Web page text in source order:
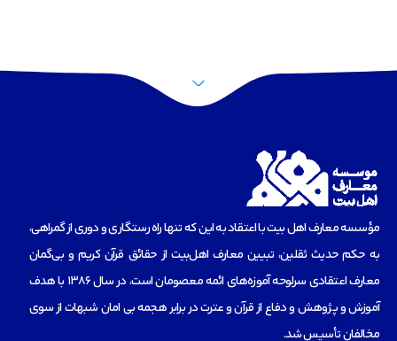
مؤسسه‌ معارف اهل بیت با اعتقاد به این که تنها راه رستگاری و دوری از گمراهی،
به حکم حدیث ثقلین، تبیین معارف اهل‌بیت از حقائق قرآن کریم و بی‌گمان
معارف اعتقادی سرلوحه آموزه‌های ائمه معصومان است، در سال 1386 با هدف
آموزش و پژوهش و دفاع از قرآن و عترت در برابر هجمه بی امان شبهات از سوی
مخالفان تأسیس شد.